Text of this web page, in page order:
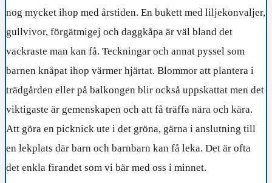
nog mycket ihop med årstiden. En bukett med liljekonvaljer,
gullvivor, förgätmigej och daggkåpa är väl bland det
vackraste man kan få. Teckningar och annat pyssel som
barnen knåpat ihop värmer hjärtat. Blommor att plantera i
trädgården eller på balkongen blir också uppskattat men det
viktigaste är gemenskapen och att få träffa nära och kära.
Att göra en picknick ute i det gröna, gärna i anslutning till
en lekplats där barn och barnbarn kan få leka. Det är ofta
det enkla firandet som vi bär med oss i minnet.